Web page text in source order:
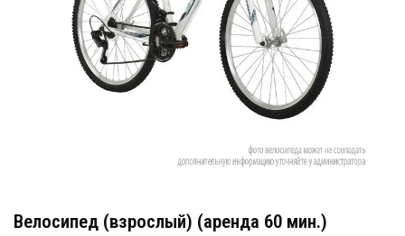
Велосипед (взрослый) (аренда 60 мин.)